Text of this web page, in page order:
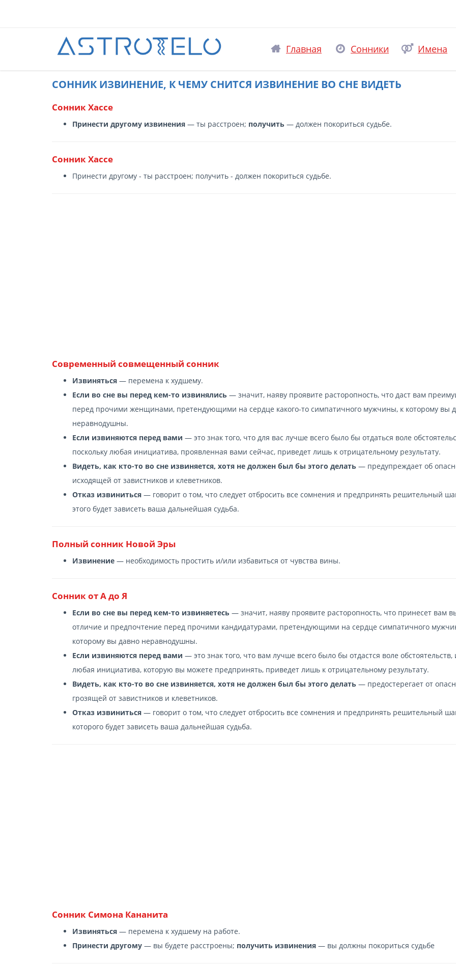
Главная Сонники Имена
CОННИК ИЗВИНЕНИЕ, К ЧЕМУ СНИТСЯ ИЗВИНЕНИЕ ВО СНЕ ВИДЕТЬ
Сонник Хассе
Принести другому извинения — ты расстроен; получить — должен покориться судьбе.
Сонник Хассе
Принести другому - ты расстроен; получить - должен покориться судьбе.
Современный cовмещенный сонник
Извиняться — перемена к худшему.
Если во сне вы перед кем-то извинялись — значит, наяву проявите расторопность, что даст вам
перед прочими женщинами, претендующими на сердце какого-то симпатичного мужчины, к которому вы
неравнодушны.
Если извиняются перед вами — это знак того, что для вас лучше всего было бы отдаться воле
поскольку любая инициатива, проявленная вами сейчас, приведет лишь к отрицательному результату.
Видеть, как кто-то во сне извиняется, хотя не должен был бы этого делать — предупреждает об
исходящей от завистников и клеветников.
Отказ извиниться — говорит о том, что следует отбросить все сомнения и предпринять решительный
этого будет зависеть ваша дальнейшая судьба.
Полный сонник Новой Эры
Извинение — необходимость простить и/или избавиться от чувства вины.
Сонник от А до Я
Если во сне вы перед кем-то извиняетесь — значит, наяву проявите расторопность, что принесет вам
отличие и предпочтение перед прочими кандидатурами, претендующими на сердце симпатичного
которому вы давно неравнодушны.
Если извиняются перед вами — это знак того, что вам лучше всего было бы отдастся воле обстоятельств,
любая инициатива, которую вы можете предпринять, приведет лишь к отрицательному результату.
Видеть, как кто-то во сне извиняется, хотя не должен был бы этого делать — предостерегает от
грозящей от завистников и клеветников.
Отказ извиниться — говорит о том, что следует отбросить все сомнения и предпринять решительный
которого будет зависеть ваша дальнейшая судьба.
Сонник Симона Кананита
Извиняться — перемена к худшему на работе.
Принести другому — вы будете расстроены; получить извинения — вы должны покориться судьбе